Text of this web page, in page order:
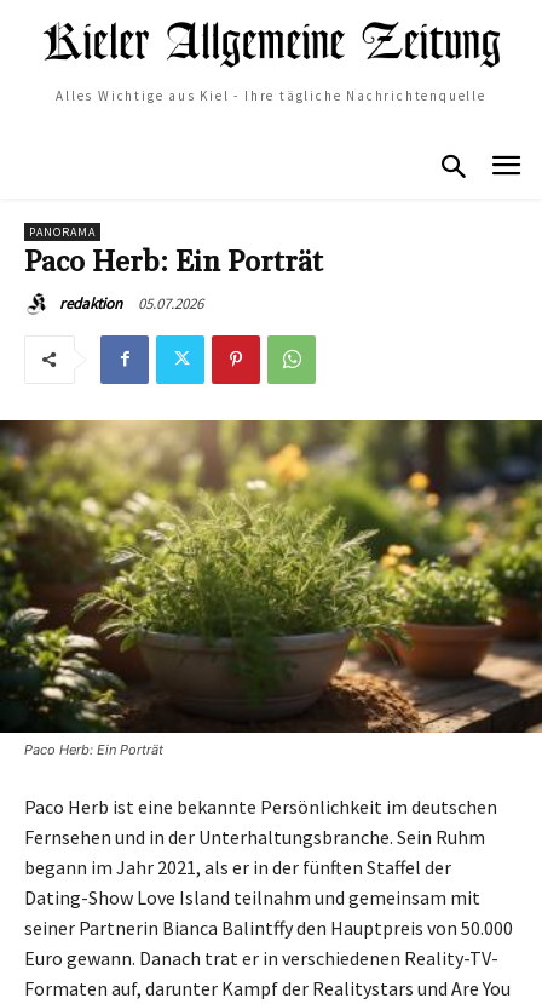
Alles Wichtige aus Kiel - Ihre tägliche Nachrichtenquelle
PANORAMA
Paco Herb: Ein Porträt
redaktion 05.07.2026
Paco Herb: Ein Porträt
Paco Herb ist eine bekannte Persönlichkeit im deutschen
Fernsehen und in der Unterhaltungsbranche. Sein Ruhm
begann im Jahr 2021, als er in der fünften Staffel der
Dating-Show Love Island teilnahm und gemeinsam mit
seiner Partnerin Bianca Balintffy den Hauptpreis von 50.000
Euro gewann. Danach trat er in verschiedenen Reality-TV-
Formaten auf, darunter Kampf der Realitystars und Are You